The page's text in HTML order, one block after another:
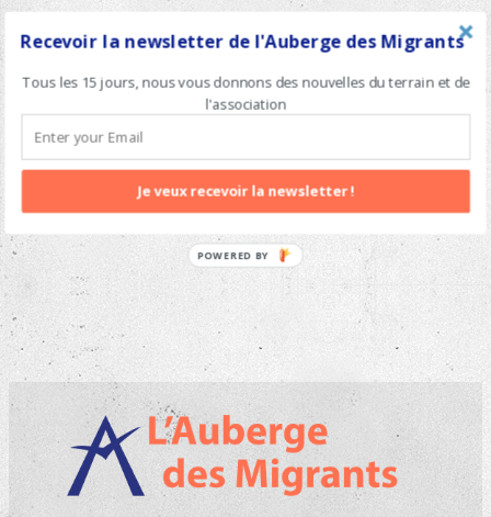
Pour nous soutenir, vous pouvez :
Nous envoyer un chèque à :
L’Auberge des Migrants,
BP 70113, 62100 Calais Cedex
Recevoir la newsletter de l'Auberge des Migrants
Tous les 15 jours, nous vous donnons des nouvelles du terrain et de
l'association
Je veux recevoir la newsletter !
POWERED BY